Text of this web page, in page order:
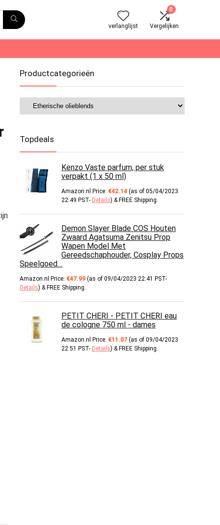
verlanglijst
0
Vergelijken
Productcategorieën
Topdeals
Kenzo Vaste parfum, per stuk
verpakt (1 x 50 ml)
Amazon.nl Price: €42.14 (as of 05/04/2023
22:49 PST- Details) & FREE Shipping.
Demon Slayer Blade COS Houten
Zwaard Agatsuma Zenitsu Prop
Wapen Model Met
Gereedschaphouder, Cosplay Props
Speelgoed…
Amazon.nl Price: €47.99 (as of 09/04/2023 22:41 PST-
Details) & FREE Shipping.
PETIT CHERI - PETIT CHERI eau
de cologne 750 ml - dames
Amazon.nl Price: €11.07 (as of 09/04/2023
22:51 PST- Details) & FREE Shipping.